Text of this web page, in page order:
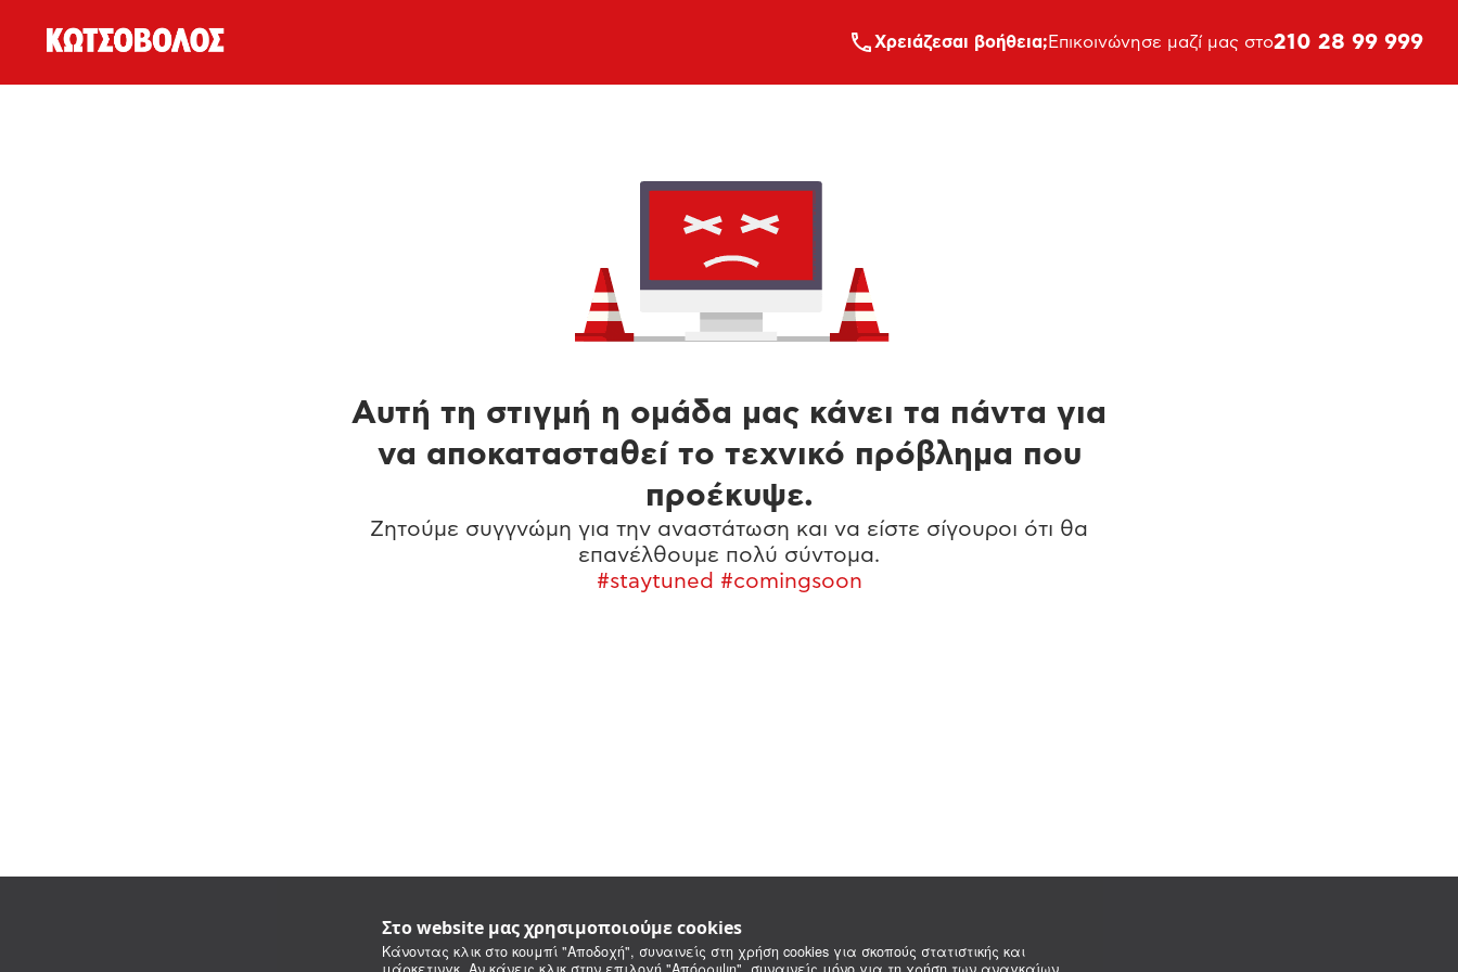
Στο website μας χρησιμοποιούμε cookies
Κάνοντας κλικ στο κουμπί "Αποδοχή", συναινείς στη χρήση cookies για σκοπούς στατιστικής και
Xρειάζεσαι βοήθεια; Επικοινώνησε μαζί μας στο210 28 99 999
Αυτή τη στιγμή η ομάδα μας κάνει τα πάντα για
να αποκατασταθεί το τεχνικό πρόβλημα που
προέκυψε.
Ζητούμε συγγνώμη για την αναστάτωση και να είστε σίγουροι ότι θα
επανέλθουμε πολύ σύντομα.
#staytuned #comingsoon